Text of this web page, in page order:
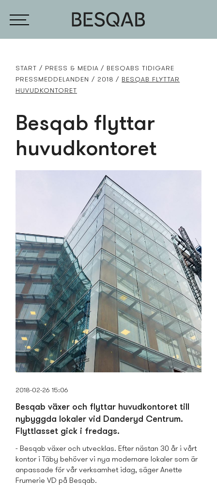
START PRESS­ & MEDIA
BESQABS TIDIGARE
PRESS­MEDDELANDEN
2018
BESQAB FLYTTAR
HUVUDKONTORET
Besqab flyttar
huvudkontoret
2018-02-26 15:06
Besqab växer och flyttar huvudkontoret till
nybyggda lokaler vid Danderyd Centrum.
Flyttlasset gick i fredags.
- Besqab växer och utvecklas. Efter nästan 30 år i vårt
kontor i Täby behöver vi nya modernare lokaler som är
anpassade för vår verksamhet idag, säger Anette
Frumerie VD på Besqab.